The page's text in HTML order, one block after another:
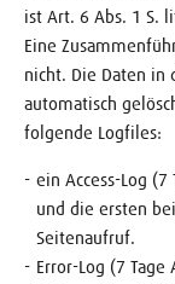
ist Art. 6 Abs. 1 S.
Eine
nicht. Die Daten in
automatisch
folgende Logfiles:
ein Access-Log (7
und die ersten
Seitenaufruf.
Error-Log (7